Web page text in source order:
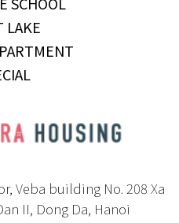
LAKE
Veba building No. 208 Xa
II, Dong Da, Hanoi